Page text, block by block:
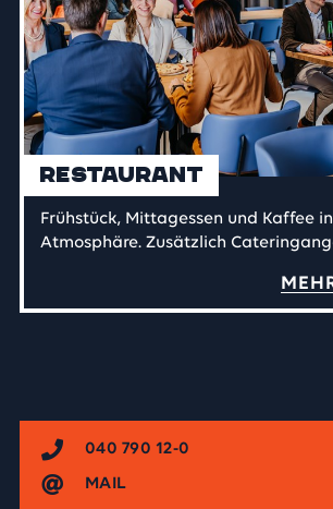
Restaurant
Frühstück, Mittagessen und Kaffee
Atmosphäre. Zusätzlich
040 790 12-0
MAIL